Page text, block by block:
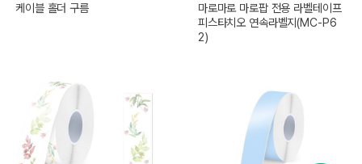
케이블 홀더 구름
마로마로 마로팝 전용 라벨테이프
피스타치오 연속라벨지(MC-P6
2)